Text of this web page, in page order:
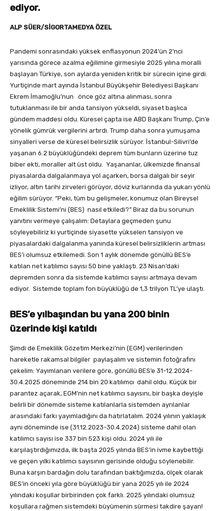
ediyor.
ALP SÜER/SİGORTAMEDYA ÖZEL
Pandemi sonrasındaki yüksek enflasyonun 2024’ün 2’nci
yarısında görece azalma eğilimine girmesiyle 2025 yılına moralli
başlayan Türkiye, son aylarda yeniden kritik bir sürecin içine girdi.
Yurtiçinde mart ayında İstanbul Büyükşehir Belediyesi Başkanı
Ekrem İmamoğlu’nun önce göz altına alınması, sonra
tutuklanması ile bir anda tansiyon yükseldi, siyaset başlıca
gündem maddesi oldu. Küresel çapta ise ABD Başkanı Trump, Çin’e
yönelik gümrük vergilerini artırdı. Trump daha sonra yumuşama
sinyalleri verse de küresel belirsizlik sürüyor. İstanbul-Silivri’de
yaşanan 6.2 büyüklüğündeki deprem tüm bunların üzerine tuz
biber ekti, moraller alt üst oldu. Yaşananlar, ülkemizde finansal
piyasalarda dalgalanmaya yol açarken, borsa dalgalı bir seyir
izliyor, altın tarihi zirveleri görüyor, döviz kurlarında da yukarı yönlü
eğilim sürüyor. “Peki, tüm bu gelişmeler, konumuz olan Bireysel
Emeklilik Sistemi’ni (BES) nasıl etkiledi?” Biraz da bu sorunun
yanıtını vermeye çalışalım: Detaylara geçmeden şunu
söyleyebiliriz ki yurtiçinde siyasette yükselen tansiyon ve
piyasalardaki dalgalanma yanında küresel belirsizliklerin artması
BES’i olumsuz etkilemedi. Son 1 aylık dönemde gönüllü BES’e
katılan net katılımcı sayısı 50 bine yaklaştı. 23 Nisan’daki
depremden sonra da sistemde katılımcı sayısı artmaya devam
ediyor. Sistemde toplam fon büyüklüğü de 1,3 trilyon TL’ye ulaştı.
BES’e yılbaşından bu yana 200 binin
üzerinde kişi katıldı
Şimdi de Emeklilik Gözetim Merkezi’nin (EGM) verilerinden
hareketle rakamsal bilgiler paylaşalım ve sistemin fotoğrafını
çekelim: Yayımlanan verilere göre, gönüllü BES’e 31-12.2024-
30.4.2025 döneminde 214 bin 20 katılımcı dahil oldu. Küçük bir
parantez açarak, EGM’nin net katılımcı sayısını, bir başka deyişle
belirli bir dönemde sisteme katılanlarla sistemden ayrılanlar
arasındaki farkı yayımladığını da hatırlatalım. 2024 yılının yaklaşık
aynı döneminde ise (31.12.2023-30.4.2024) sisteme dahil olan
katılımcı sayısı ise 337 bin 523 kişi oldu. 2024 yılı ile
karşılaştırdığımızda, ilk başta 2025 yılında BES’in ivme kaybettiği
ve geçen yılki katılımcı sayısının gerisinde olduğu söylenebilir.
Buna karşın bardağın dolu tarafından baktığımızda, ölçek olarak
BES’in önceki yıla göre büyüklüğü bir yana 2025 yılı ile 2024
yılındaki koşullar birbirinden çok farklı. 2025 yılındaki olumsuz
koşullara rağmen sistemdeki büyümenin sürmesi takdire şayan!